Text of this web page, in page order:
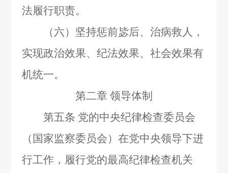
法履行职责。
（六）坚持惩前毖后、治病救人，
实现政治效果、纪法效果、社会效果有
机统一。
第二章 领导体制
第五条 党的中央纪律检查委员会
（国家监察委员会）在党中央领导下进
行工作，履行党的最高纪律检查机关